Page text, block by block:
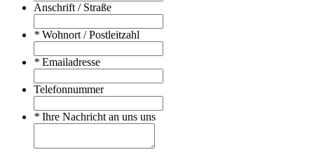
Anschrift / Straße
* Wohnort / Postleitzahl
* Emailadresse
Telefonnummer
* Ihre Nachricht an uns uns